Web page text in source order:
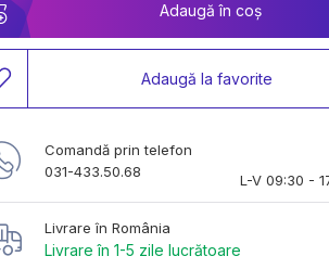
Adaugă în coș
Adaugă la favorite
Comandă prin telefon
031-433.50.68
L-V 09:30 -
Livrare în România
Livrare în 1-5 zile lucrătoare